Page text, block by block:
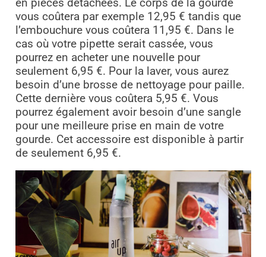
en pièces détachées. Le corps de la gourde
vous coûtera par exemple 12,95 € tandis que
l’embouchure vous coûtera 11,95 €. Dans le
cas où votre pipette serait cassée, vous
pourrez en acheter une nouvelle pour
seulement 6,95 €. Pour la laver, vous aurez
besoin d’une brosse de nettoyage pour paille.
Cette dernière vous coûtera 5,95 €. Vous
pourrez également avoir besoin d’une sangle
pour une meilleure prise en main de votre
gourde. Cet accessoire est disponible à partir
de seulement 6,95 €.